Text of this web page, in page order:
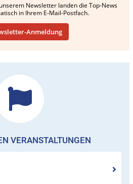
Newsletter landen die Top-News
in Ihrem E-Mail-Postfach.
Anmeldung
VERANSTALTUNGEN